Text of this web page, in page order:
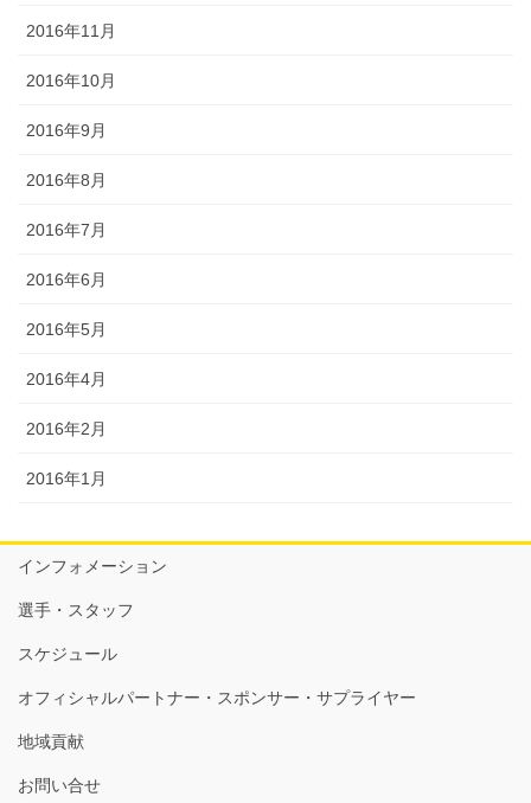
2016年11月
2016年10月
2016年9月
2016年8月
2016年7月
2016年6月
2016年5月
2016年4月
2016年2月
2016年1月
インフォメーション
選手・スタッフ
スケジュール
オフィシャルパートナー・スポンサー・サプライヤー
地域貢献
お問い合せ